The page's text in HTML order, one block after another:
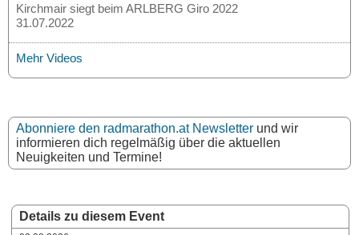
Details zu diesem Event
Kirchmair siegt beim ARLBERG Giro 2022
31.07.2022
Mehr Videos
Abonniere den radmarathon.at Newsletter und wir
informieren dich regelmäßig über die aktuellen
Neuigkeiten und Termine!